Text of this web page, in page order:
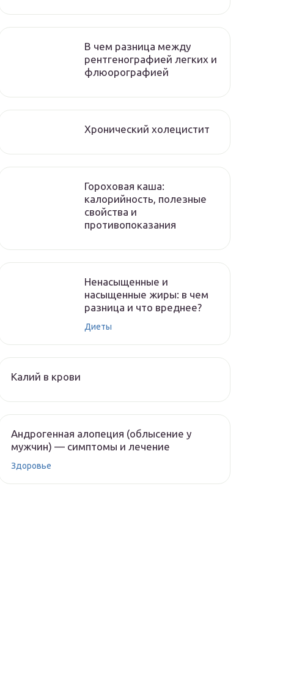
В чем разница между
рентгенографией легких и
флюорографией
Хронический холецистит
Гороховая каша:
калорийность, полезные
свойства и
противопоказания
Ненасыщенные и
насыщенные жиры: в чем
разница и что вреднее?
Диеты
Калий в крови
Андрогенная алопеция (облысение у
мужчин) — симптомы и лечение
Здоровье